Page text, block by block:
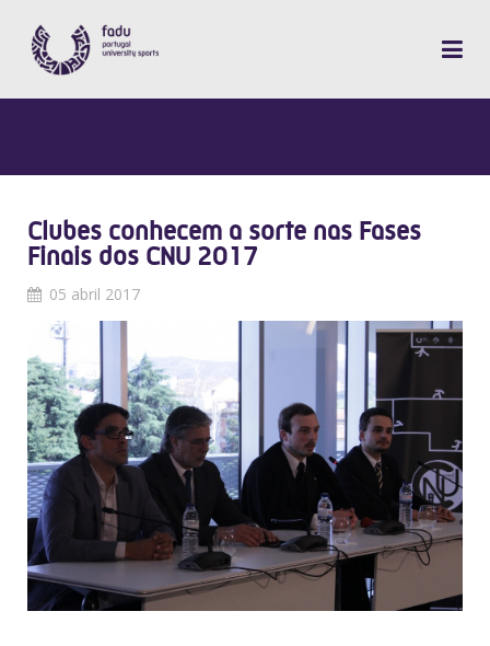
Clubes conhecem a sorte nas Fases
Finais dos CNU 2017
05 abril 2017